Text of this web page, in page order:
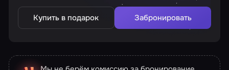
Купить в подарок Забронировать